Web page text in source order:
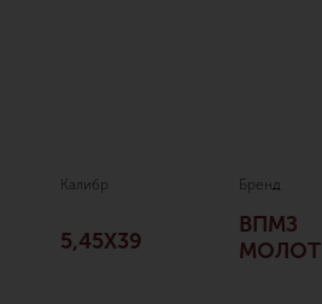
Калибр
5,45Х39
Бренд
ВПМЗ
МОЛОТ